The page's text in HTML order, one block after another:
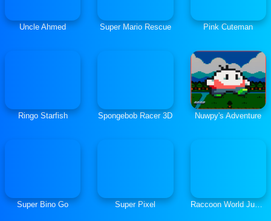
Uncle Ahmed Super Mario Rescue Pink Cuteman
Ringo Starfish Spongebob Racer 3D Nuwpy's Adventure
Super Bino Go Super Pixel Raccoon World Jungle Adventure